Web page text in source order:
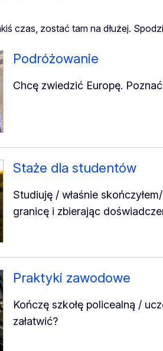
czas, zostać tam na dłużej.
Podróżowanie
Chcę zwiedzić Europę.
Staże dla studentów
Studiuję / właśnie
granicę i zbierając
Praktyki zawodowe
Kończę szkołę policealną /
załatwić?